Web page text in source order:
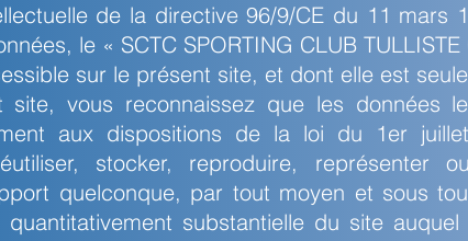
de la directive 96/9/CE du 11 mars
le « SCTC SPORTING CLUB
sur le présent site, et dont elle est
vous reconnaissez que les données
aux dispositions de la loi du 1er
stocker, reproduire, représenter
quelconque, par tout moyen et sous
substantielle du site